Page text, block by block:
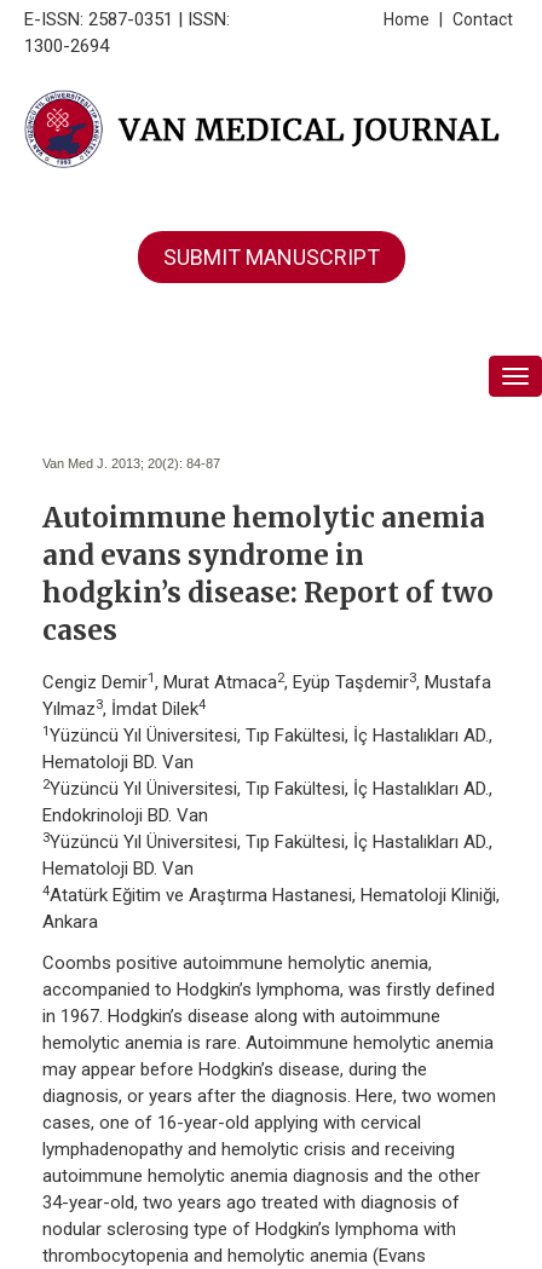
E-ISSN: 2587-0351 | ISSN:
1300-2694
Contact
Home
SUBMIT MANUSCRIPT
Van Med J. 2013; 20(2): 84-87
Autoimmune hemolytic anemia
and evans syndrome in
hodgkin’s disease: Report of two
cases
Cengiz Demir1, Murat Atmaca2, Eyüp Taşdemir3, Mustafa
Yılmaz3, İmdat Dilek4
1Yüzüncü Yıl Üniversitesi, Tıp Fakültesi, İç Hastalıkları AD.,
Hematoloji BD. Van
2Yüzüncü Yıl Üniversitesi, Tıp Fakültesi, İç Hastalıkları AD.,
Endokrinoloji BD. Van
3Yüzüncü Yıl Üniversitesi, Tıp Fakültesi, İç Hastalıkları AD.,
Hematoloji BD. Van
4Atatürk Eğitim ve Araştırma Hastanesi, Hematoloji Kliniği,
Ankara
Coombs positive autoimmune hemolytic anemia,
accompanied to Hodgkin’s lymphoma, was firstly defined
in 1967. Hodgkin’s disease along with autoimmune
hemolytic anemia is rare. Autoimmune hemolytic anemia
may appear before Hodgkin’s disease, during the
diagnosis, or years after the diagnosis. Here, two women
cases, one of 16-year-old applying with cervical
lymphadenopathy and hemolytic crisis and receiving
autoimmune hemolytic anemia diagnosis and the other
34-year-old, two years ago treated with diagnosis of
nodular sclerosing type of Hodgkin’s lymphoma with
thrombocytopenia and hemolytic anemia (Evans